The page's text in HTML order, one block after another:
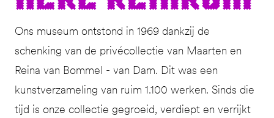
Ons museum ontstond in 1969 dankzij de
schenking van de privécollectie van Maarten en
Reina van Bommel - van Dam. Dit was een
kunstverzameling van ruim 1.100 werken. Sinds die
tijd is onze collectie gegroeid, verdiept en verrijkt